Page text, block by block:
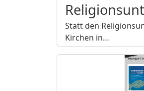
Statt den
Kirchen in…